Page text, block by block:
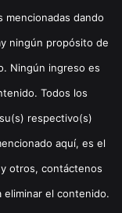
dando
ningún propósito de
Ningún ingreso es
Todos los
respectivo(s)
aquí, es el
otros, contáctenos
eliminar el contenido.